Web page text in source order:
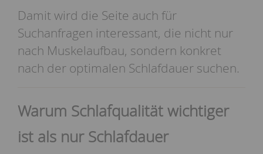
Damit wird die Seite auch für
Suchanfragen interessant, die nicht nur
nach Muskelaufbau, sondern konkret
nach der optimalen Schlafdauer suchen.
Warum Schlafqualität wichtiger
ist als nur Schlafdauer